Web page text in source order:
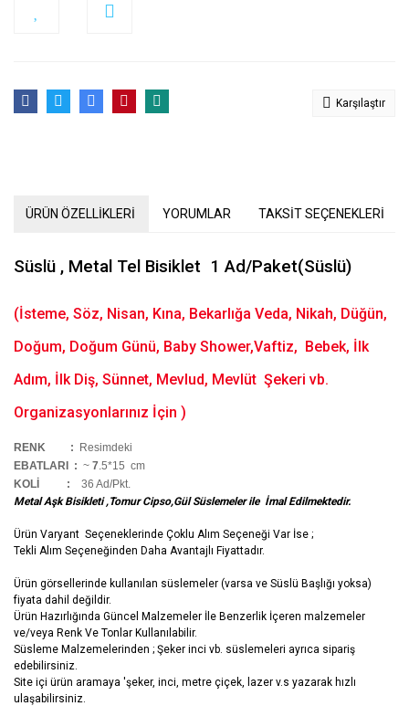
Karşılaştır
ÜRÜN ÖZELLİKLERİ YORUMLAR TAKSİT SEÇENEKLERİ
Süslü , Metal Tel Bisiklet 1 Ad/Paket(Süslü)
(İsteme, Söz, Nisan, Kına, Bekarlığa Veda, Nikah, Düğün,
Doğum, Doğum Günü, Baby Shower,Vaftiz, Bebek, İlk
Adım, İlk Diş, Sünnet, Mevlud, Mevlüt Şekeri vb.
Organizasyonlarınız İçin )
RENK :
Resimdeki
EBATLARI : ~ 7.5*15 cm
KOLİ
: 36 Ad/Pkt.
Metal Aşk Bisikleti ,Tomur Cipso,Gül Süslemeler ile İmal Edilmektedir.
Ürün Varyant Seçeneklerinde Çoklu Alım Seçeneği Var İse ;
Tekli Alım Seçeneğinden Daha Avantajlı Fiyattadır.
Ürün görsellerinde kullanılan süslemeler (varsa ve Süslü Başlığı yoksa)
fiyata dahil değildir.
Ürün Hazırlığında Güncel Malzemeler İle Benzerlik İçeren malzemeler
ve/veya Renk Ve Tonlar Kullanılabilir.
Süsleme Malzemelerinden ; Şeker inci vb. süslemeleri ayrıca sipariş
edebilirsiniz.
Site içi ürün aramaya 'şeker, inci, metre çiçek, lazer v.s yazarak hızlı
ulaşabilirsiniz.